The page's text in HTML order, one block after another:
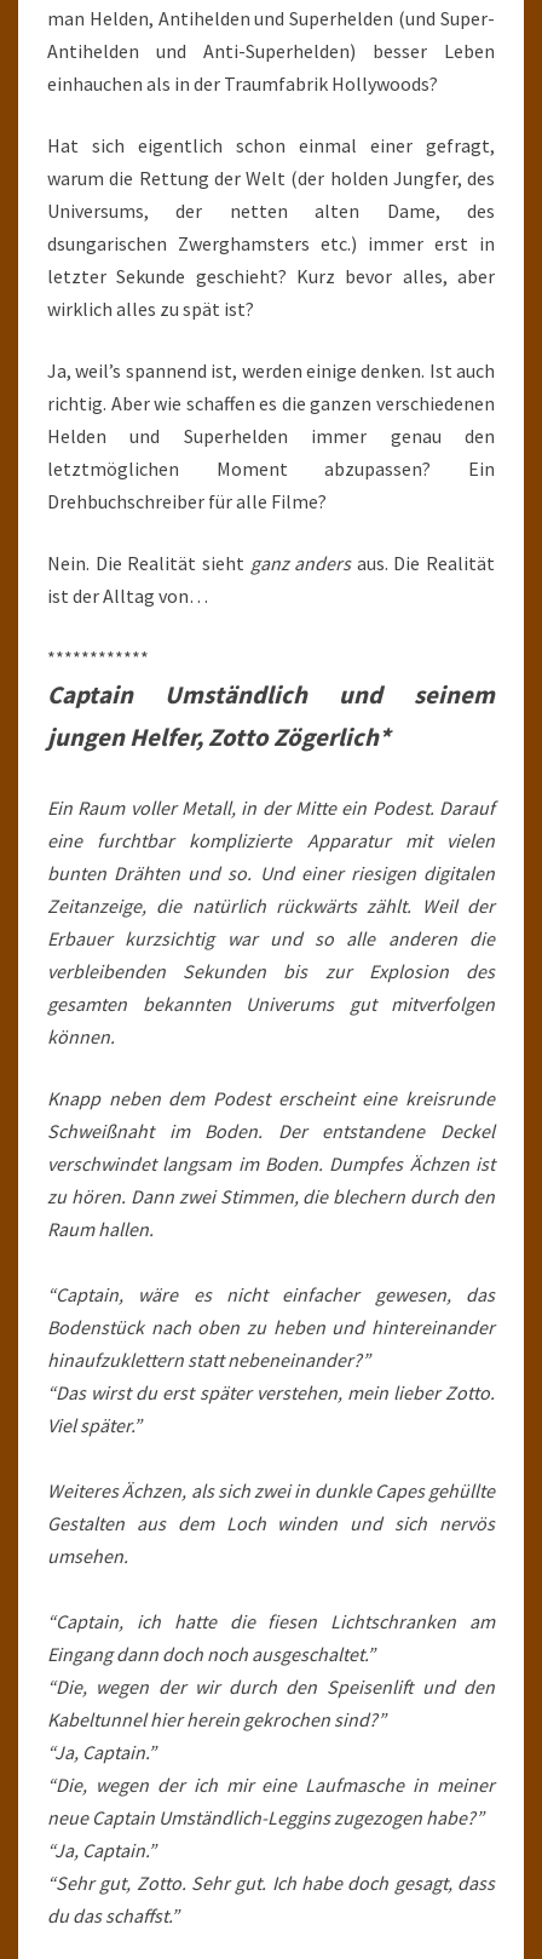
man Helden, Antihelden und Superhelden (und Super-
Antihelden und Anti-Superhelden) besser Leben
einhauchen als in der Traumfabrik Hollywoods?
Hat sich eigentlich schon einmal einer gefragt,
warum die Rettung der Welt (der holden Jungfer, des
Universums, der netten alten Dame, des
dsungarischen Zwerghamsters etc.) immer erst in
letzter Sekunde geschieht? Kurz bevor alles, aber
wirklich alles zu spät ist?
Ja, weil’s spannend ist, werden einige denken. Ist auch
richtig. Aber wie schaffen es die ganzen verschiedenen
Helden und Superhelden immer genau den
letztmöglichen Moment abzupassen? Ein
Drehbuchschreiber für alle Filme?
Nein. Die Realität sieht ganz andersaus. Die Realität
ist der Alltag von…
************
Captain Umständlich und seinem
jungen Helfer, Zotto Zögerlich*
Ein Raum voller Metall, in der Mitte ein Podest. Darauf
eine furchtbar komplizierte Apparatur mit vielen
bunten Drähten und so. Und einer riesigen digitalen
Zeitanzeige, die natürlich rückwärts zählt. Weil der
Erbauer kurzsichtig war und so alle anderen die
verbleibenden Sekunden bis zur Explosion des
gesamten bekannten Univerums gut mitverfolgen
können.
Knapp neben dem Podest erscheint eine kreisrunde
Schweißnaht im Boden. Der entstandene Deckel
verschwindet langsam im Boden. Dumpfes Ächzen ist
zu hören. Dann zwei Stimmen, die blechern durch den
Raum hallen.
“Captain, wäre es nicht einfacher gewesen, das
Bodenstück nach oben zu heben und hintereinander
hinaufzuklettern statt nebeneinander?”
“Das wirst du erst später verstehen, mein lieber Zotto.
Viel später.”
Weiteres Ächzen, als sich zwei in dunkle Capes gehüllte
Gestalten aus dem Loch winden und sich nervös
umsehen.
“Captain, ich hatte die fiesen Lichtschranken am
Eingang dann doch noch ausgeschaltet.”
“Die, wegen der wir durch den Speisenlift und den
Kabeltunnel hier herein gekrochen sind?”
“Ja, Captain.”
“Die, wegen der ich mir eine Laufmasche in meiner
neue Captain Umständlich-Leggins zugezogen habe?”
“Ja, Captain.”
“Sehr gut, Zotto. Sehr gut. Ich habe doch gesagt, dass
du das schaffst.”